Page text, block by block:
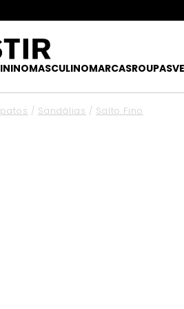
MASCULINOMARCASROUPAS
/ Sandálias / Salto Fino